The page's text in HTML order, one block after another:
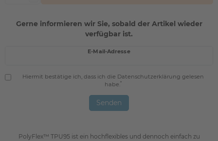
PolyFlex™ TPU95 ist ein hochflexibles und dennoch einfach zu
Gerne informieren wir Sie, sobald der Artikel wieder
verfügbar ist.
E-Mail-Adresse
Hiermit bestätige ich, dass ich die Daten­schutz­erklärung gelesen
habe.*
Senden